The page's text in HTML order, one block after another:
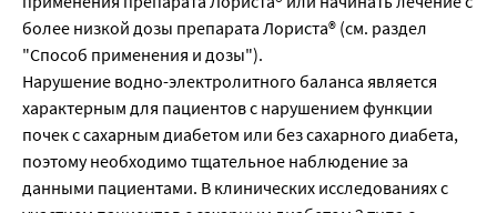
более низкой дозы препарата Лориста® (см. раздел
"Способ применения и дозы").
Нарушение водно-электролитного баланса является
характерным для пациентов с нарушением функции
почек с сахарным диабетом или без сахарного диабета,
поэтому необходимо тщательное наблюдение за
данными пациентами. В клинических исследованиях с